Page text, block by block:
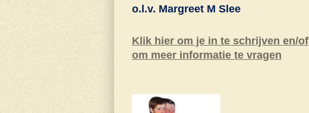
o.l.v. Margreet M Slee
Klik hier om je in te schrijven en/of
om meer informatie te vragen